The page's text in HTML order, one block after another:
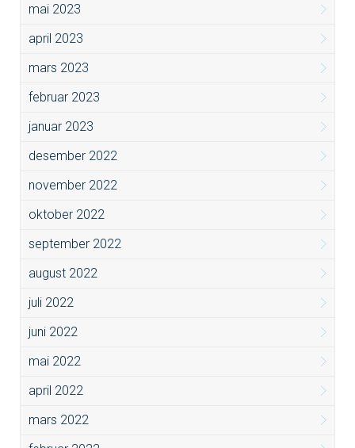
mai 2023
april 2023
mars 2023
februar 2023
januar 2023
desember 2022
november 2022
oktober 2022
september 2022
august 2022
juli 2022
juni 2022
mai 2022
april 2022
mars 2022